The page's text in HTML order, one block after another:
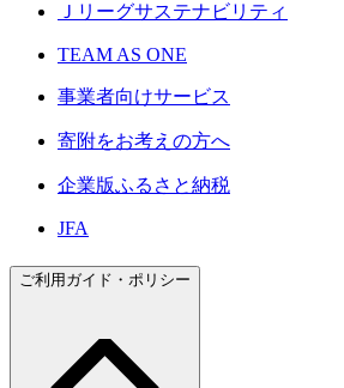
Ｊリーグサステナビリティ
TEAM AS ONE
事業者向けサービス
寄附をお考えの方へ
企業版ふるさと納税
JFA
ご利用ガイド・ポリシー